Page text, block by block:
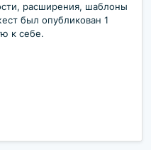
расширения, шаблоны
был опубликован 1
к себе.